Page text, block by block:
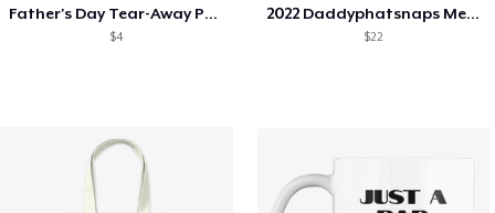
Father's Day Tear-Away Printable
$4
2022 Daddyphatsnaps Merch
$22